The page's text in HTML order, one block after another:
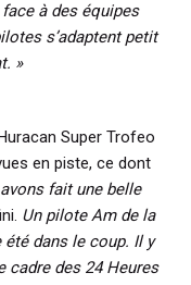
à des équipes
s’adaptent petit
»
Super Trofeo
en piste, ce dont
fait une belle
Un pilote Am de la
été dans le coup. Il y
cadre des 24 Heures